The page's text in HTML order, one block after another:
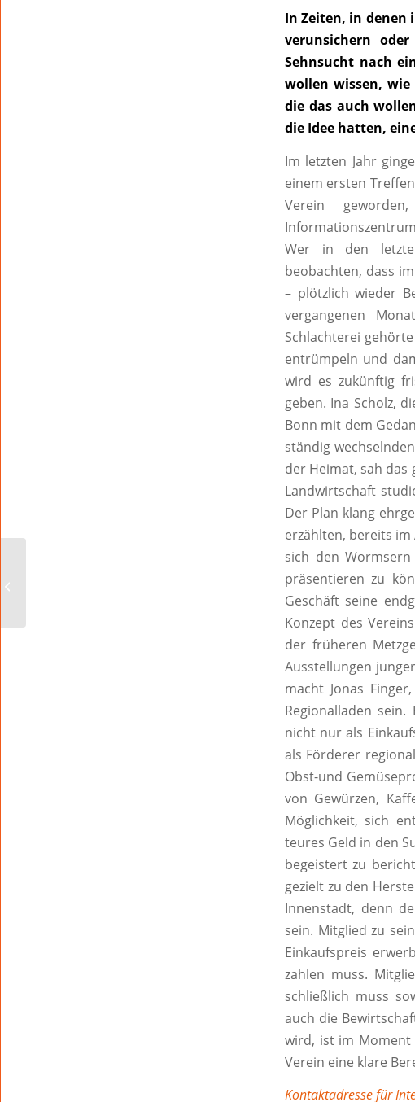
In Zeiten, in denen
verunsichern
Sehnsucht nach
wollen wissen,
die das auch
die Idee hatten,
Im letzten Jahr
einem ersten
Verein
Wer in den
beobachten, dass
– plötzlich wieder
vergangenen
Schlachterei
entrümpeln und
wird es zukünftig
geben. Ina Scholz,
Bonn mit dem
ständig
der Heimat, sah das
Landwirtschaft
Der Plan klang
erzählten, bereits
sich den
präsentieren zu
Geschäft seine
Konzept des
der früheren
Ausstellungen
macht Jonas
Regionalladen
nicht nur als
als Förderer
Obst-und
von Gewürzen,
Möglichkeit, sich
teures Geld in den
begeistert zu
gezielt zu den
Innenstadt, denn
sein. Mitglied zu
Einkaufspreis
zahlen muss.
schließlich muss
auch die
wird, ist im Moment
Verein eine klare
Kontaktadresse für